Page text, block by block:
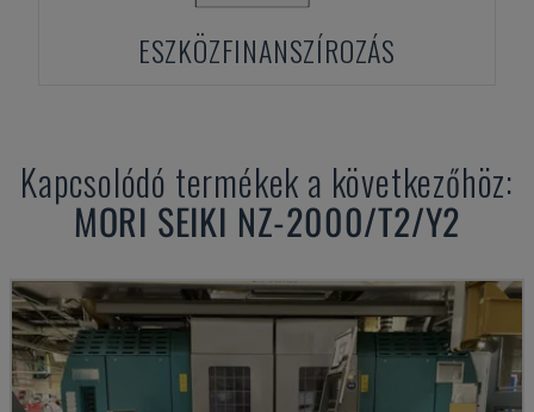
ESZKÖZFINANSZÍROZÁS
Kapcsolódó termékek a következőhöz:
MORI SEIKI NZ-2000/T2/Y2